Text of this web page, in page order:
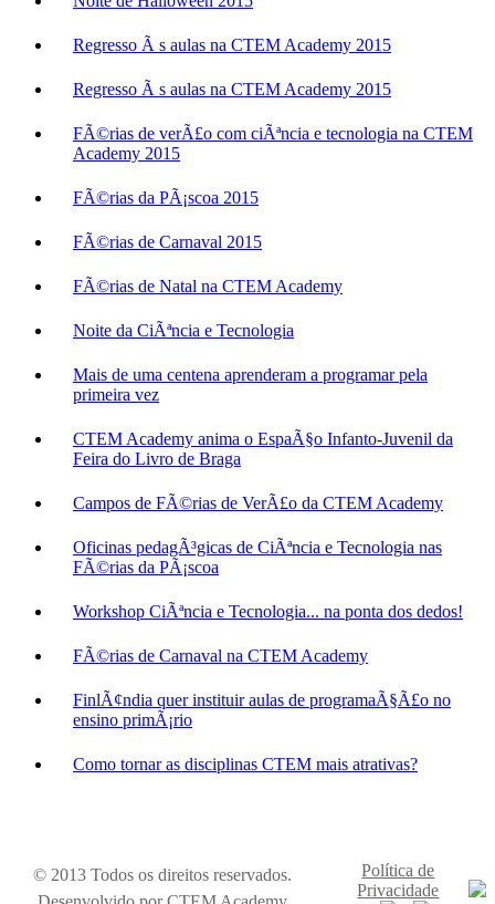
Regresso Ã s aulas na CTEM Academy 2015
Regresso Ã s aulas na CTEM Academy 2015
FÃ©rias de verÃ£o com ciÃªncia e tecnologia na CTEM
Academy 2015
FÃ©rias da PÃ¡scoa 2015
FÃ©rias de Carnaval 2015
FÃ©rias de Natal na CTEM Academy
Noite da CiÃªncia e Tecnologia
Mais de uma centena aprenderam a programar pela
primeira vez
CTEM Academy anima o EspaÃ§o Infanto-Juvenil da
Feira do Livro de Braga
Campos de FÃ©rias de VerÃ£o da CTEM Academy
Oficinas pedagÃ³gicas de CiÃªncia e Tecnologia nas
FÃ©rias da PÃ¡scoa
Workshop CiÃªncia e Tecnologia... na ponta dos dedos!
FÃ©rias de Carnaval na CTEM Academy
FinlÃ¢ndia quer instituir aulas de programaÃ§Ã£o no
ensino primÃ¡rio
Como tornar as disciplinas CTEM mais atrativas?
© 2013 Todos os direitos reservados.
Política de
Privacidade